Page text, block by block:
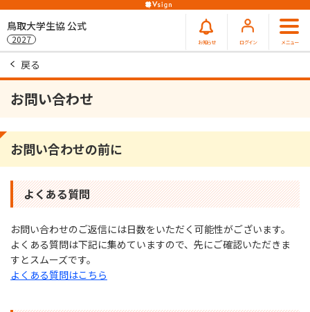
鳥取大学生協 公式
2027 お知らせ ログイン メニュー
戻る
お問い合わせ
お問い合わせの前に
よくある質問
お問い合わせのご返信には⽇数をいただく可能性がございます。
よくある質問は下記に集めていますので、先にご確認いただきま
すとスムーズです。
よくある質問はこちら